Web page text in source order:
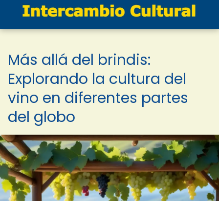
Más allá del brindis:
Explorando la cultura del
vino en diferentes partes
del globo